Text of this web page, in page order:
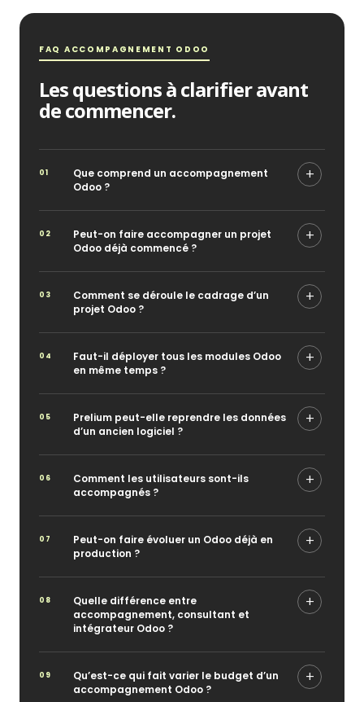
FAQ ACCOMPAGNEMENT ODOO
Les questions à clarifier avant
de commencer.
Que comprend un accompagnement
Odoo ?
Peut-on faire accompagner un projet
Odoo déjà commencé ?
Comment se déroule le cadrage d’un
projet Odoo ?
Faut-il déployer tous les modules Odoo
en même temps ?
Prelium peut-elle reprendre les données
d’un ancien logiciel ?
Comment les utilisateurs sont-ils
accompagnés ?
Peut-on faire évoluer un Odoo déjà en
production ?
Quelle différence entre
accompagnement, consultant et
intégrateur Odoo ?
Qu’est-ce qui fait varier le budget d’un
accompagnement Odoo ?